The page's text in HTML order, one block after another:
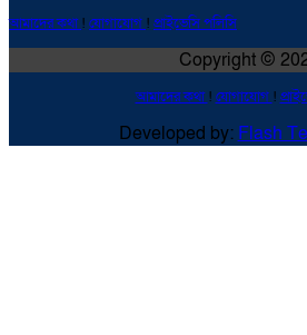
আমাদের কথা! যোগাযোগ ! প্রাইভেসি পলিসি
Copyright ©
আমাদের কথা! যোগাযোগ !
Developed by: Flash